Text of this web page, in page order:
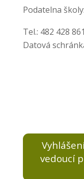
Podatelna školy:
Tel.: 482 428
Datová
vedoucí